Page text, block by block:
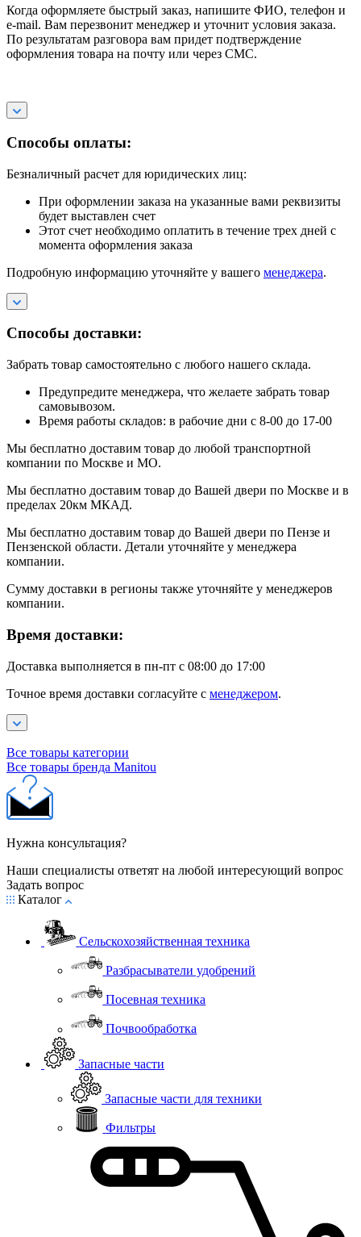
Когда оформляете быстрый заказ, напишите ФИО, телефон и
e-mail. Вам перезвонит менеджер и уточнит условия заказа.
По результатам разговора вам придет подтверждение
оформления товара на почту или через СМС.
Способы оплаты:
Безналичный расчет для юридических лиц:
При оформлении заказа на указанные вами реквизиты
будет выставлен счет
Этот счет необходимо оплатить в течение трех дней с
момента оформления заказа
Подробную информацию уточняйте у вашего менеджера.
Способы доставки:
Забрать товар самостоятельно с любого нашего склада.
Предупредите менеджера, что желаете забрать товар
самовывозом.
Время работы складов: в рабочие дни с 8-00 до 17-00
Мы бесплатно доставим товар до любой транспортной
компании по Москве и МО.
Мы бесплатно доставим товар до Вашей двери по Москве и в
пределах 20км МКАД.
Мы бесплатно доставим товар до Вашей двери по Пензе и
Пензенской области. Детали уточняйте у менеджера
компании.
Сумму доставки в регионы также уточняйте у менеджеров
компании.
Время доставки:
Доставка выполняется в пн-пт с 08:00 до 17:00
Точное время доставки согласуйте с менеджером.
Все товары категории
Все товары бренда Manitou
Нужна консультация?
Наши специалисты ответят на любой интересующий вопрос
Задать вопрос
Каталог
Сельскохозяйственная техника
Разбрасыватели удобрений
Посевная техника
Почвообработка
Запасные части
Запасные части для техники
Фильтры